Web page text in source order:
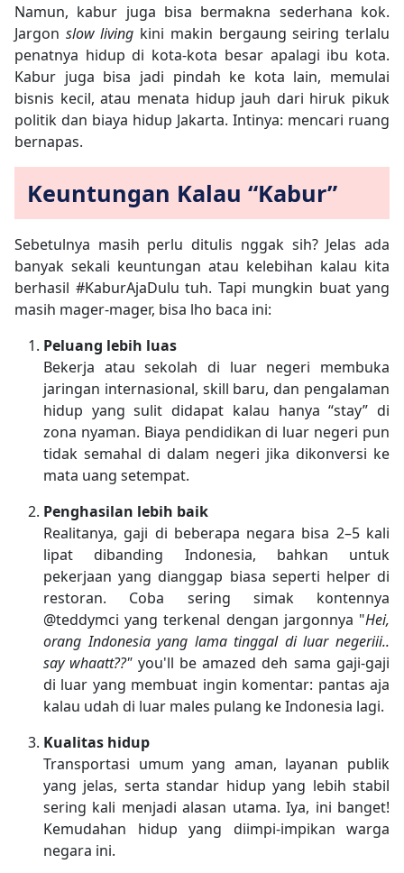
Namun, kabur juga bisa bermakna sederhana kok.
Jargon slow living kini makin bergaung seiring terlalu
penatnya hidup di kota-kota besar apalagi ibu kota.
Kabur juga bisa jadi pindah ke kota lain, memulai
bisnis kecil, atau menata hidup jauh dari hiruk pikuk
politik dan biaya hidup Jakarta. Intinya: mencari ruang
bernapas.
Keuntungan Kalau “Kabur”
Sebetulnya masih perlu ditulis nggak sih? Jelas ada
banyak sekali keuntungan atau kelebihan kalau kita
berhasil #KaburAjaDulu tuh. Tapi mungkin buat yang
masih mager-mager, bisa lho baca ini:
Peluang lebih luas
Bekerja atau sekolah di luar negeri membuka
jaringan internasional, skill baru, dan pengalaman
hidup yang sulit didapat kalau hanya “stay” di
zona nyaman. Biaya pendidikan di luar negeri pun
tidak semahal di dalam negeri jika dikonversi ke
mata uang setempat.
Penghasilan lebih baik
Realitanya, gaji di beberapa negara bisa 2–5 kali
lipat dibanding Indonesia, bahkan untuk
pekerjaan yang dianggap biasa seperti helper di
restoran. Coba sering simak kontennya
@teddymci yang terkenal dengan jargonnya "Hei,
orang Indonesia yang lama tinggal di luar negeriii..
say whaatt??" you'll be amazed deh sama gaji-gaji
di luar yang membuat ingin komentar: pantas aja
kalau udah di luar males pulang ke Indonesia lagi.
Kualitas hidup
Transportasi umum yang aman, layanan publik
yang jelas, serta standar hidup yang lebih stabil
sering kali menjadi alasan utama. Iya, ini banget!
Kemudahan hidup yang diimpi-impikan warga
negara ini.